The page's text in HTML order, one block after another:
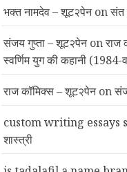
भक्त नामदेव – शूट२पेनonसंत
संजय गुप्ता – शूट२पेनonराज
स्वर्णिम युग की कहानी (1984-
राज कॉमिक्स – शूट२पेनon
custom writing essays
शास्त्री